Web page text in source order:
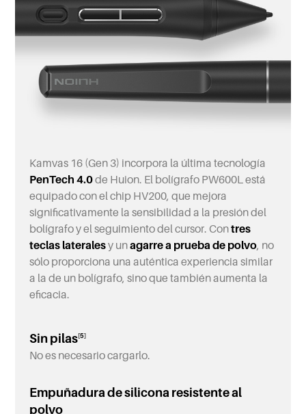
Kamvas 16 (Gen 3) incorpora la última tecnología
PenTech 4.0de Huion. El bolígrafo PW600L está
equipado con el chip HV200, que mejora
significativamente la sensibilidad a la presión del
bolígrafo y el seguimiento del cursor. Contres
teclas lateralesy unagarre a prueba de polvo, no
sólo proporciona una auténtica experiencia similar
a la de un bolígrafo, sino que también aumenta la
eficacia.
Sin pilas[5]
No es necesario cargarlo.
Empuñadura de silicona resistente al
polvo